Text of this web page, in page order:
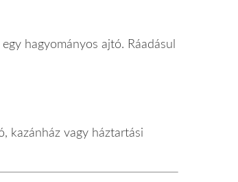
hagyományos ajtó. Ráadásul
kazánház vagy háztartási